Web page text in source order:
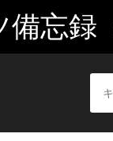
備忘録